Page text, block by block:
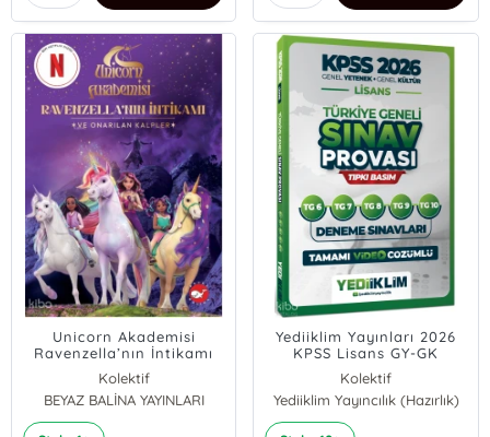
Unicorn Akademisi
Ravenzella’nın İntikamı
ve Onarılan Kalpler
Kolektif
BEYAZ BALİNA YAYINLARI
Yediiklim Yayınları 2026
KPSS Lisans GY-GK
Türkiye Geneli Sınav
Provası Tıpkı Basım 6-7-
8-9-10 Deneme Sınavları
Tamamı Video Çözümlü
Kolektif
Yediiklim Yayıncılık (Hazırlık)